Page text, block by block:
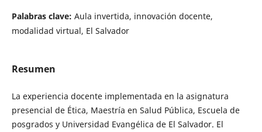
Palabras clave: Aula invertida, innovación docente,
modalidad virtual, El Salvador
Resumen
La experiencia docente implementada en la asignatura
presencial de Ética, Maestría en Salud Pública, Escuela de
posgrados y Universidad Evangélica de El Salvador. El